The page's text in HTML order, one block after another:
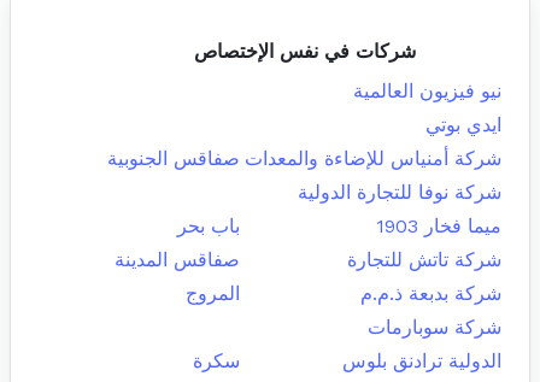
شركات في نفس الإختصاص
نيو فيزيون العالمية
ايدي بوتي
شركة أمنياس للإضاءة والمعدات صفاقس الجنوبية
شركة نوفا للتجارة الدولية
ميما فخار 1903
باب بحر
شركة تاتش للتجارة
صفاقس المدينة
شركة بدبعة ذ.م.م
المروج
شركة سوبارمات
الدولية ترادنق بلوس
سكرة